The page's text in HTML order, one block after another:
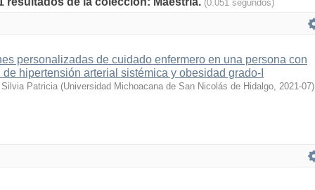
(0.051 segundos)
personalizadas de cuidado enfermero en una persona con
de hipertensión arterial sistémica y obesidad grado-I
Silvia Patricia (Universidad Michoacana de San Nicolás de Hidalgo, 2021-07)